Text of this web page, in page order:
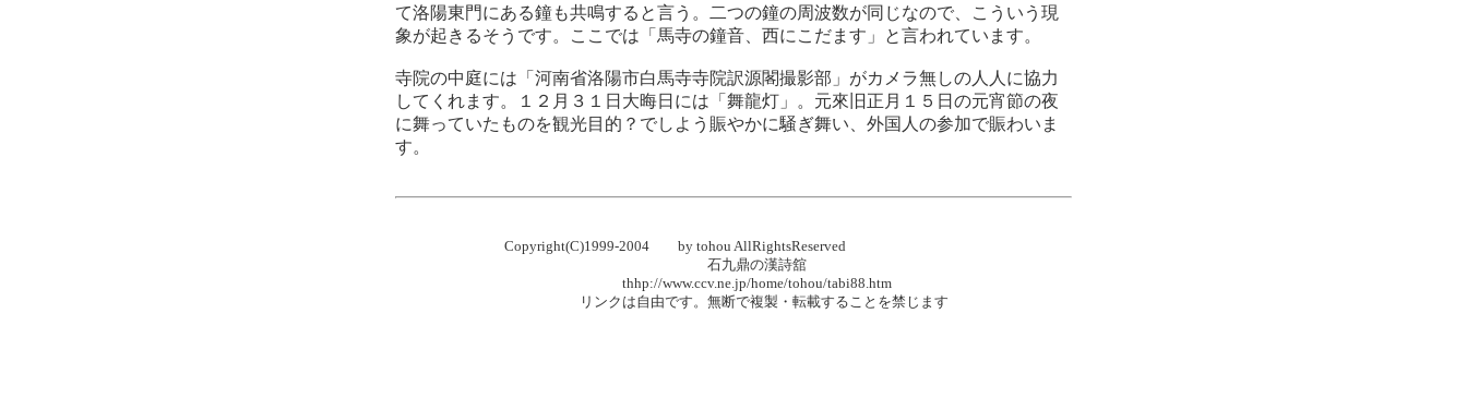
て洛陽東門にある鐘も共鳴すると言う。二つの鐘の周波数が同じなので、こういう現
象が起きるそうです。ここでは「馬寺の鐘音、西にこだます」と言われています。
寺院の中庭には「河南省洛陽市白馬寺寺院訳源閣撮影部」がカメラ無しの人人に協力
してくれます。１２月３１日大晦日には「舞龍灯」。元來旧正月１５日の元宵節の夜
に舞っていたものを観光目的？でしよう賑やかに騒ぎ舞い、外国人の参加で賑わいま
す。
Copyright(C)1999-2004 by tohou AllRightsReserved
石九鼎の漢詩舘
thhp://www.ccv.ne.jp/home/tohou/tabi88.htm
リンクは自由です。無断で複製・転載することを禁じます